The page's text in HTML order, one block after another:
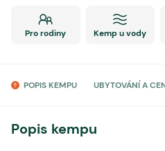
Pro rodiny Kemp u vody
POPIS KEMPU UBYTOVÁNÍ A
Popis kempu